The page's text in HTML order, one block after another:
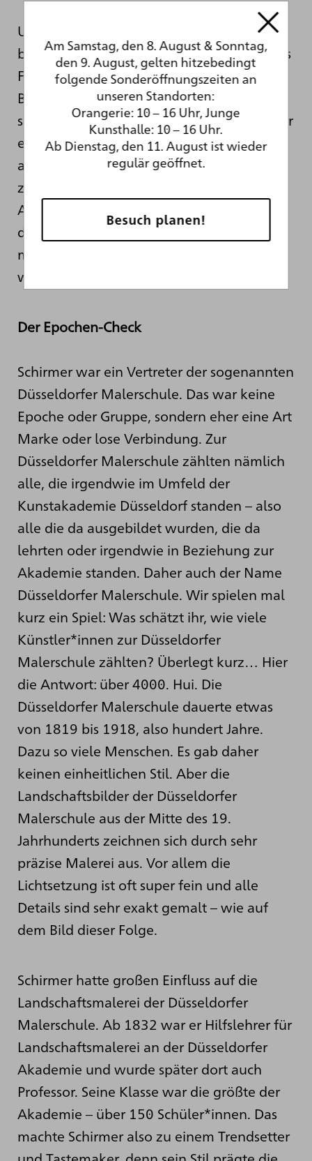
Und hier noch ein kleiner Funfact: Von
besagtem Daguerre stammt ein legendäres
Foto aus dem Jahr 1838. Er hatte einen
Boulevard 7 bis 15 Minuten lang belichtet,
sodass keine Personen zu sehen waren. Nur
ein Schuhputzer blieb die ganze Zeit über
an seinem Platz sitzen und wurde dadurch
zufällig der erste Mensch auf einem Foto.
Aber zurück zur Malerei und Schirmer –
denn der Künstler prägte einen Stil
maßgeblich mit, wie ihr gleich erfahren
werdet.
Der Epochen-Check
Schirmer war ein Vertreter der sogenannten
Düsseldorfer Malerschule. Das war keine
Epoche oder Gruppe, sondern eher eine Art
Marke oder lose Verbindung. Zur
Düsseldorfer Malerschule zählten nämlich
alle, die irgendwie im Umfeld der
Kunstakademie Düsseldorf standen – also
alle die da ausgebildet wurden, die da
lehrten oder irgendwie in Beziehung zur
Akademie standen. Daher auch der Name
Düsseldorfer Malerschule. Wir spielen mal
kurz ein Spiel: Was schätzt ihr, wie viele
Künstler*innen zur Düsseldorfer
Malerschule zählten? Überlegt kurz… Hier
die Antwort: über 4000. Hui. Die
Düsseldorfer Malerschule dauerte etwas
von 1819 bis 1918, also hundert Jahre.
Dazu so viele Menschen. Es gab daher
keinen einheitlichen Stil. Aber die
Landschaftsbilder der Düsseldorfer
Malerschule aus der Mitte des 19.
Jahrhunderts zeichnen sich durch sehr
präzise Malerei aus. Vor allem die
Lichtsetzung ist oft super fein und alle
Details sind sehr exakt gemalt – wie auf
dem Bild dieser Folge.
Schirmer hatte großen Einfluss auf die
Landschaftsmalerei der Düsseldorfer
Malerschule. Ab 1832 war er Hilfslehrer für
Landschaftsmalerei an der Düsseldorfer
Akademie und wurde später dort auch
Professor. Seine Klasse war die größte der
Akademie – über 150 Schüler*innen. Das
machte Schirmer also zu einem Trendsetter
Am Samstag, den 8. August & Sonntag,
den 9. August, gelten hitzebedingt
folgende Sonderöffnungszeiten an
unseren Standorten:
Orangerie: 10 – 16 Uhr, Junge
Kunsthalle: 10 – 16 Uhr.
Ab Dienstag, den 11. August ist wieder
regulär geöffnet.
Besuch planen!